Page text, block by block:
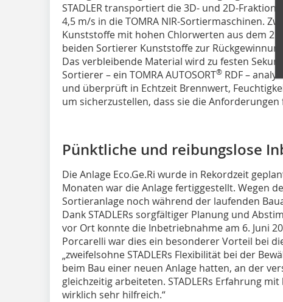
STADLER transportiert die 3D- und 2D-
4,5 m/s in die TOMRA NIR-Sortiermaschinen.
Kunststoffe mit hohen Chlorwerten aus dem
beiden Sortierer Kunststoffe zur
Das verbleibende Material wird zu festen
Sortierer – ein TOMRA AUTOSORT® RDF –
und überprüft in Echtzeit Brennwert,
um sicherzustellen, dass sie die
Pünktliche und reibungslose
Die Anlage Eco.Ge.Ri wurde in Rekordzeit
Monaten war die Anlage fertiggestellt. Wegen
Sortieranlage noch während der laufenden
Dank STADLERs sorgfältiger Planung und
vor Ort konnte die Inbetriebnahme am 6. Juni
Porcarelli war dies ein besonderer Vorteil bei
„zweifelsohne STADLERs Flexibilität bei der
beim Bau einer neuen Anlage hatten, an der
gleichzeitig arbeiteten. STADLERs Erfahrung
wirklich sehr hilfreich.“